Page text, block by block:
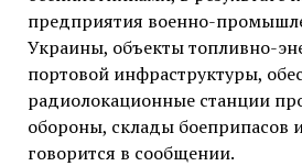
предприятия военно-
Украины, объекты топливно-
портовой инфраструктуры,
радиолокационные станции
обороны, склады боеприпасов
говорится в сообщении.